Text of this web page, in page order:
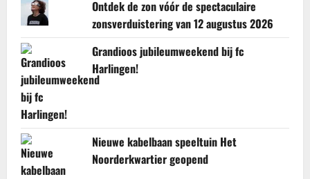
Ontdek de zon vóór de spectaculaire
zonsverduistering van 12 augustus 2026
Grandioos jubileumweekend bij fc
Harlingen!
Nieuwe kabelbaan speeltuin Het
Noorderkwartier geopend